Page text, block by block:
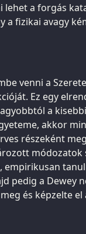
lehet a forgás
a fizikai avagy
venni a
Ez egy
a
akkor
részeként
empirikusan
pedig a Dewey
és képzelte el